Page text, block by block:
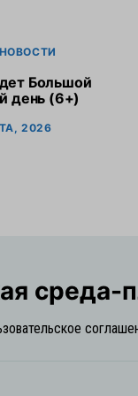
Большой
день (6+)
2026
cреда-